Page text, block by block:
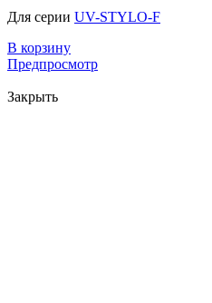
Для серии UV-STYLO-F
В корзину
Предпросмотр
Закрыть